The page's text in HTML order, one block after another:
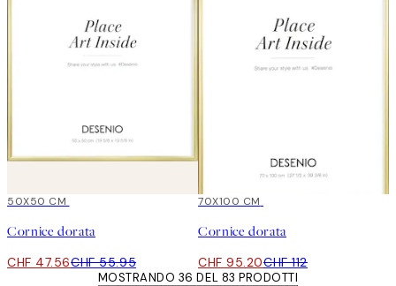
15%*
50X50 CM
Cornice dorata
CHF 47.56CHF 55.95
15%*
70X100 CM
Cornice dorata
CHF 95.20CHF 112
MOSTRANDO 36 DEL 83 PRODOTTI